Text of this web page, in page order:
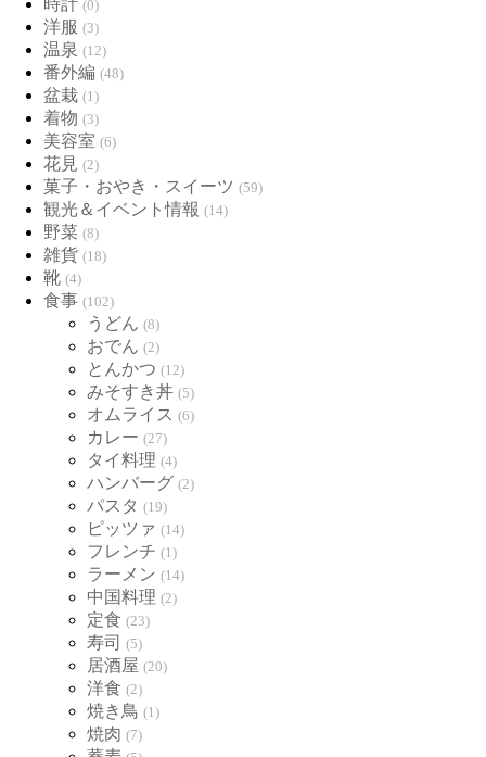
時計 (0)
洋服 (3)
温泉 (12)
番外編 (48)
盆栽 (1)
着物 (3)
美容室 (6)
花見 (2)
菓子・おやき・スイーツ (59)
観光＆イベント情報 (14)
野菜 (8)
雑貨 (18)
靴 (4)
食事 (102)
うどん (8)
おでん (2)
とんかつ (12)
みそすき丼 (5)
オムライス (6)
カレー (27)
タイ料理 (4)
ハンバーグ (2)
パスタ (19)
ピッツァ (14)
フレンチ (1)
ラーメン (14)
中国料理 (2)
定食 (23)
寿司 (5)
居酒屋 (20)
洋食 (2)
焼き鳥 (1)
焼肉 (7)